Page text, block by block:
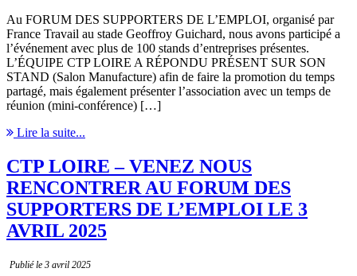
Au FORUM DES SUPPORTERS DE L’EMPLOI, organisé par
France Travail au stade Geoffroy Guichard, nous avons participé a
l’événement avec plus de 100 stands d’entreprises présentes.
L’ÉQUIPE CTP LOIRE A RÉPONDU PRÉSENT SUR SON
STAND (Salon Manufacture) afin de faire la promotion du temps
partagé, mais également présenter l’association avec un temps de
réunion (mini-conférence) […]
Lire la suite...
CTP LOIRE – VENEZ NOUS
RENCONTRER AU FORUM DES
SUPPORTERS DE L’EMPLOI LE 3
AVRIL 2025
Publié le 3 avril 2025